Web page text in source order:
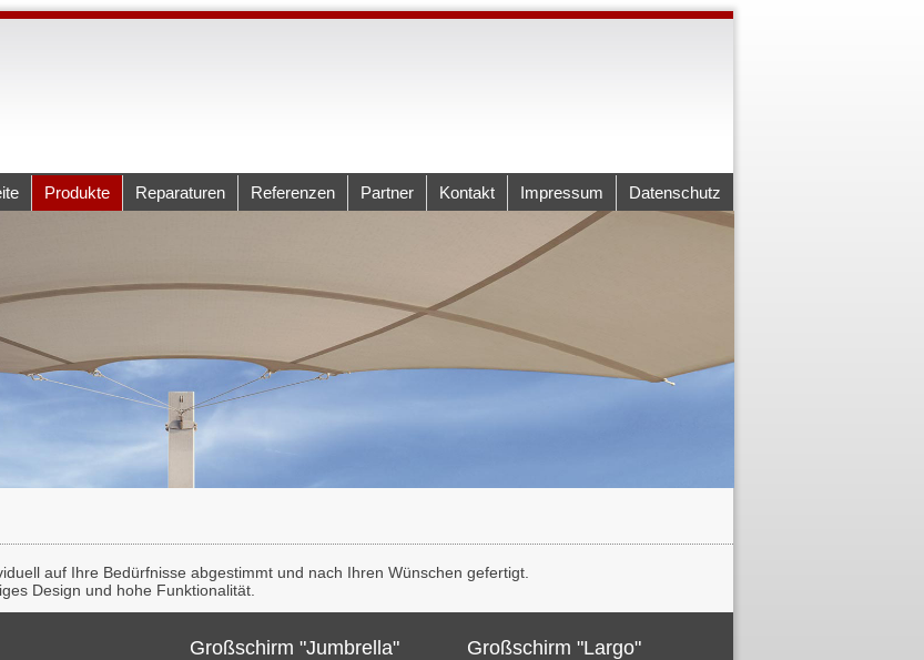
Produkte Reparaturen Referenzen Partner Kontakt Impressum Datenschutz
auf Ihre Bedürfnisse abgestimmt und nach Ihren Wünschen gefertigt.
Design und hohe Funktionalität.
Großschirm "Jumbrella" Großschirm "Largo"